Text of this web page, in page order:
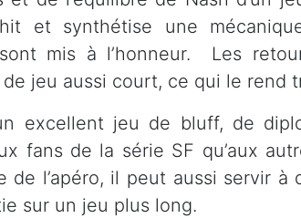
et synthétise une
mis à l’honneur. Les
jeu aussi court, ce qui le rend
excellent jeu de bluff, de
fans de la série SF qu’aux
de l’apéro, il peut aussi servir à
sur un jeu plus long.